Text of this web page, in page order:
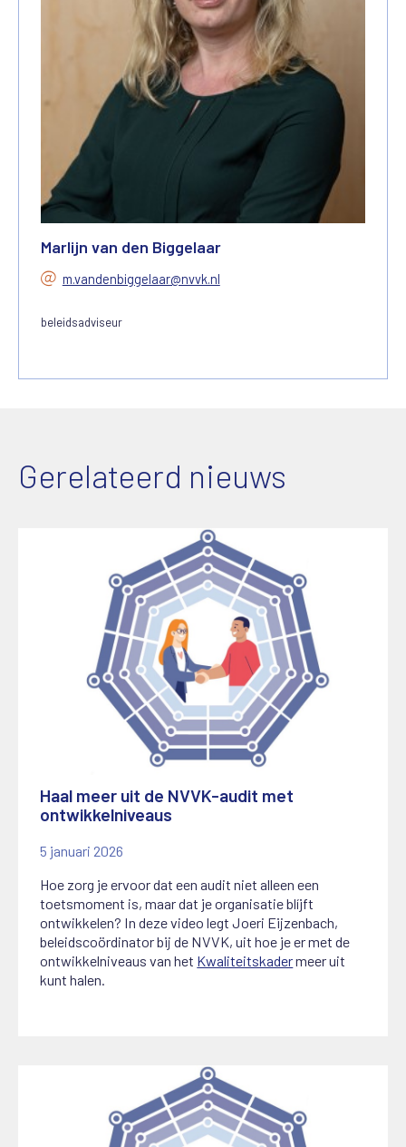
Marlijn van den Biggelaar
m.vandenbiggelaar@nvvk.nl
beleidsadviseur
Gerelateerd nieuws
Haal meer uit de NVVK-audit met
ontwikkelniveaus
5 januari 2026
Hoe zorg je ervoor dat een audit niet alleen een
toetsmoment is, maar dat je organisatie blíjft
ontwikkelen? In deze video legt Joeri Eijzenbach,
beleidscoördinator bij de NVVK, uit hoe je er met de
ontwikkelniveaus van het Kwaliteitskadermeer uit
kunt halen.